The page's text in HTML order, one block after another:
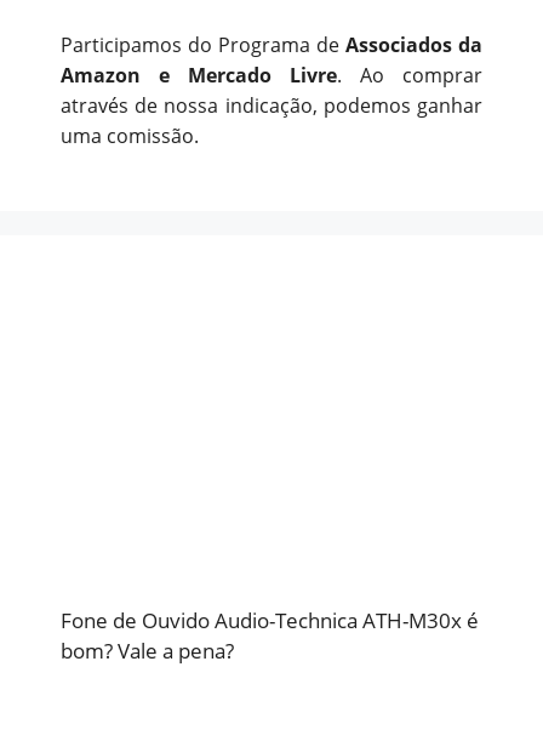
Participamos do Programa de Associados da
Amazon e Mercado Livre. Ao comprar
através de nossa indicação, podemos ganhar
uma comissão.
Fone de Ouvido Audio-Technica ATH-M30x é
bom? Vale a pena?